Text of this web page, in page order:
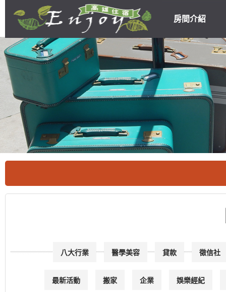
房間介紹
高雄民宿住宿
優惠
徵信社
貸款
醫學美容
八大行業
娛樂經紀
企業
搬家
最新活動